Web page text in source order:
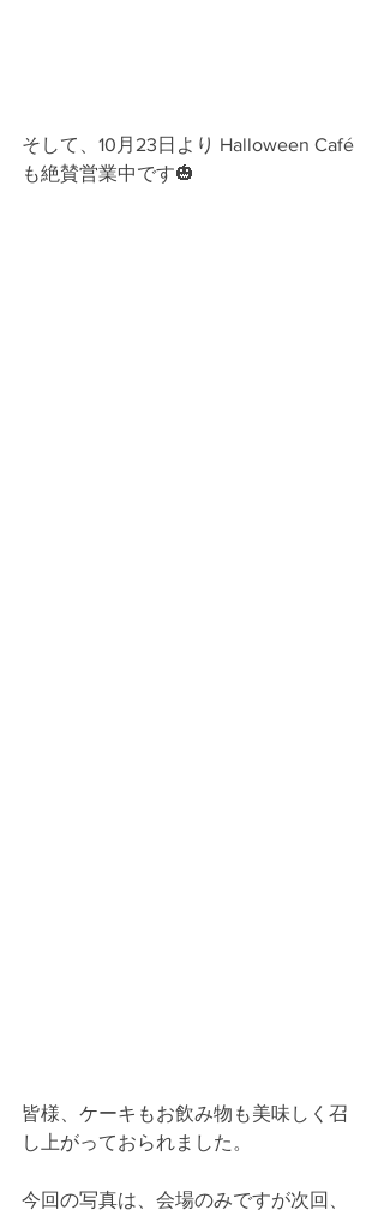
そして、10月23日より Halloween Café
も絶賛営業中です🎃
皆様、ケーキもお飲み物も美味しく召
し上がっておられました。
今回の写真は、会場のみですが次回、